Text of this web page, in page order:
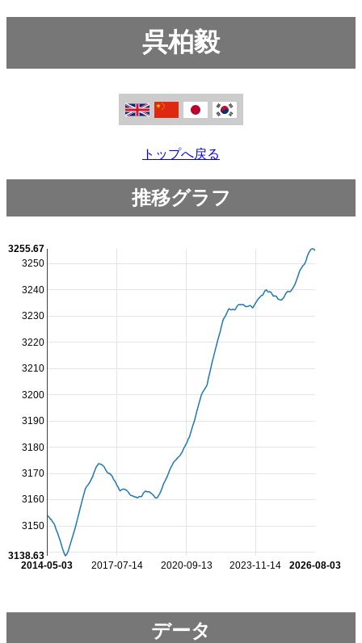
呉柏毅
トップへ戻る
推移グラフ
2017-07-14 2020-09-13 2023-11-14
2014-05-03 2026-08-03
3150
3160
3170
3180
3190
3200
3210
3220
3230
3240
3250
3138.63
3255.67
データ